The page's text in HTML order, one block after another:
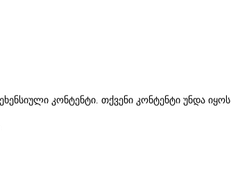
კონტენტი. თქვენი კონტენტი უნდა